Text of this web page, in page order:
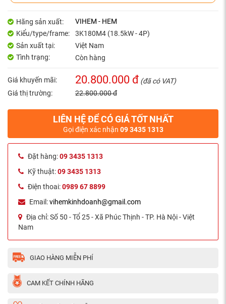
Hãng sản xuất:
VIHEM - HEM
Kiểu/type/frame:
3K180M4 (18.5kW - 4P)
Sản xuất tại:
Việt Nam
Tình trạng:
Còn hàng
Giá khuyến mãi: 20.800.000 đ (đã có VAT)
Giá thị trường:
22.800.000 đ
LIÊN HỆ ĐỂ CÓ GIÁ TỐT NHẤT
Gọi điện xác nhận 09 3435 1313
Đặt hàng:09 3435 1313
Kỹ thuật:09 3435 1313
Điện thoai:0989 67 8899
Email:vihemkinhdoanh@gmail.com
Địa chỉ:Số 50 - Tổ 25 - Xã Phúc Thịnh - TP. Hà Nội - Việt
Nam
GIAO HÀNG MIỄN PHÍ
CAM KẾT CHÍNH HÃNG